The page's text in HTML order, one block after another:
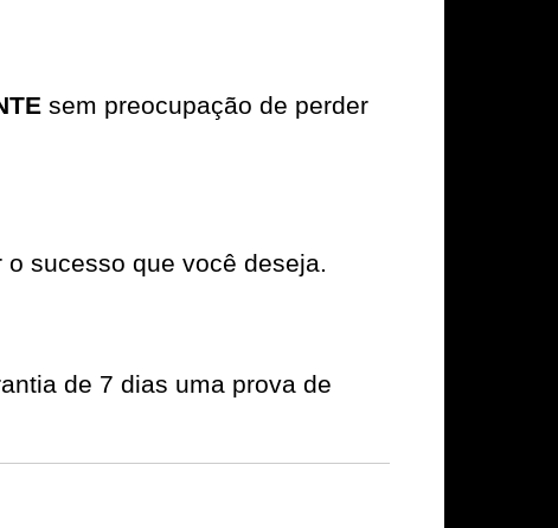
sem preocupação de perder
sucesso que você deseja.
de 7 dias uma prova de